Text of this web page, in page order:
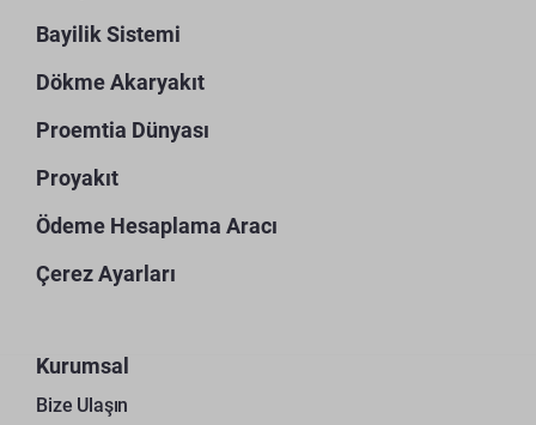
Bayilik Sistemi
Dökme Akaryakıt
Proemtia Dünyası
Proyakıt
Ödeme Hesaplama Aracı
Çerez Ayarları
Kurumsal
Bize Ulaşın